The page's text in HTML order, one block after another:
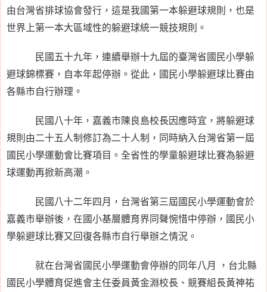
由台灣省排球協會發行，這是我國第一本躲避球規則，也是
世界上第一本大區域性的躲避球統一競技規則。
民國五十九年，連續舉辦十九屆的臺灣省國民小學躲
避球錦標賽，自本年起停辦。從此，國民小學躲避球比賽由
各縣市自行辦理。
民國八十年，嘉義市陳良島校長因應時宜，將躲避球
規則由二十五人制修訂為二十人制，同時納入台灣省第一屆
國民小學運動會比賽項目。全省性的學童躲避球比賽為躲避
球運動再掀新高潮。
民國八十二年四月，台灣省第三屆國民小學運動會於
嘉義市舉辦後，在國小基層體育界同聲惋惜中停辦，國民小
學躲避球比賽又回復各縣市自行舉辦之情況。
就在台灣省國民小學運動會停辦的同年八月 ，台北縣
國民小學體育促進會主任委員黃金淵校長、競賽組長黃神祐